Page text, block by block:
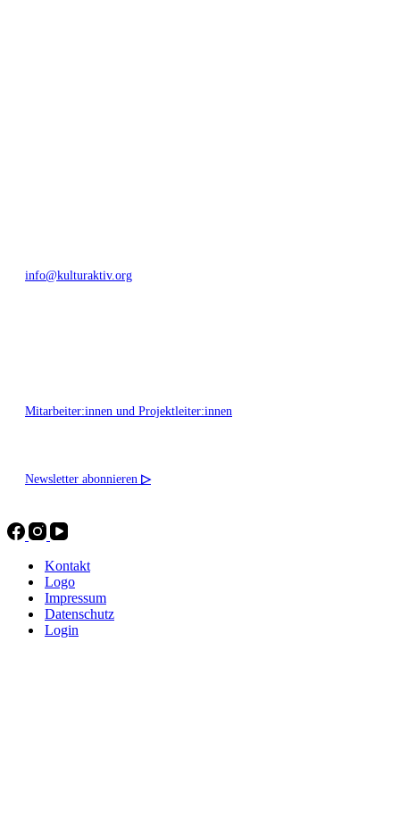
info@kulturaktiv.org
Mitarbeiter:innen und Projektleiter:innen
Newsletter abonnieren ▷
Kontakt
Logo
Impressum
Datenschutz
Login